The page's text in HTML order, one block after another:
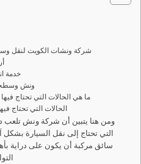
شركة ونشات الكويت لنقل
خدمة
ونش وسطحه
ما هي الحالات التي تحتاج
الحالات التي تحتاج
ومن هنا يتبين أن شركة ونش تلعب
التي تحتاج إلى نقل السيارة
سائق مركبة أن يكون على دراية